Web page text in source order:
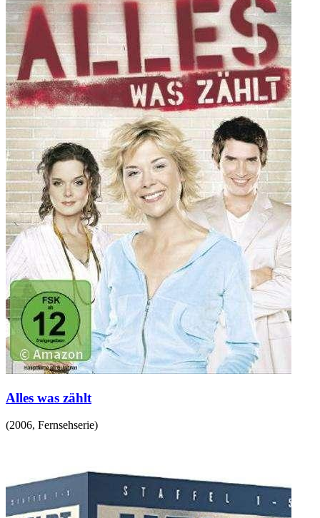
Alles was zählt
(2006, Fernsehserie)